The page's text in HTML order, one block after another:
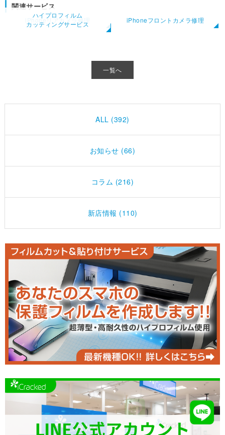
関連サービス
iPhoneリアカメラ修理 iPhoneフロントカメラ修理
ハイプロフィルム
カッティングサービス
一覧へ
ALL (392)
お知らせ (66)
コラム (216)
新店情報 (110)